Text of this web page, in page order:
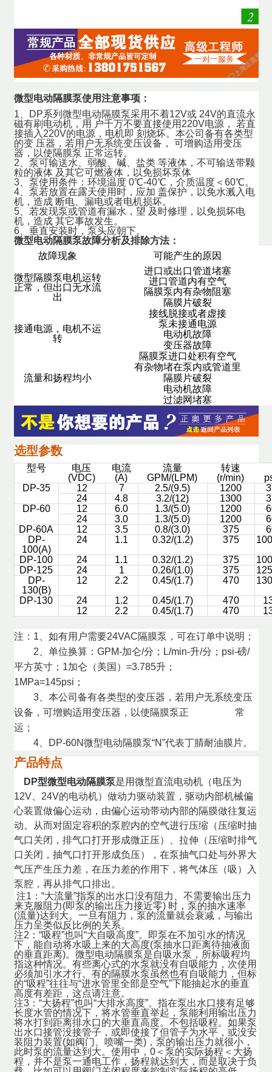
微型电动隔膜泵使用注意事项：
1、DP系列微型电动隔膜泵采用不着12V或 24V的直流永
磁有刷电动机，用 户千万不要直接使用220V电源， 若直
接插入220V的电源，电机即 刻烧坏。本公司备有各类型
的变 压器，若用户无系统变压设备， 可增购适用变压
器，以使隔膜泵 正常运转。
2、泵可输送水、弱酸、碱、盐类 等液体，不可输送带颗
粒的液体 及其它可燃液体，以免损坏泵体
3、泵使用条件：环境温度 0℃-40℃，介质温度＜60℃。
4、泵若放置在露天使用时，应加 盖保护，以免水溅入电
机，造成 断电、漏电或者电机损坏。
5、若发现泵或管道有漏水，望 及时修理，以免损坏电
机，造成 其它事故发生。
6、垂直安装时，泵头应朝下。
微型电动隔膜泵故障分析及排除方法：
故障现象
可能产生的原因
微型隔膜泵电机运转
正常，但出口无水流
出
进口或出口管道堵塞
进口管道内有空气
隔膜泵内有杂物阻塞
隔膜片破裂
接通电源，电机不运
转
接线脱接或者虚接
泵未接通电源
电动机故障
变压器故障
流量和扬程均小
隔膜泵进口处积有空气
有杂物堵在泵内或管道里
隔膜片破裂
电动机故障
过滤网堵塞
选型参数
型号
电压
(VDC)
电流
(A)
流量
GPM/(LPM)
转速
(r/min)
DP-35
12 7 2.5/(9.5) 1200
24
4.8 3.2/(12) 1300
DP-60
12 6.0 1.3/(5.0) 1200
24
3.0 1.3/(5.0) 1200
DP-60A
12 3.5 0.8/(3.0) 375
DP-
100(A)
24 1.1 0.32/(1.2) 375
DP-100
24 1.1 0.32/(1.2) 375
DP-125
24 1 0.26/(1.0) 375
DP-
130(B)
12 2.2 0.45/(1.7) 470
DP-130
24 1.2 0.45/(1.7) 470
12
2.2 0.45/(1.7) 470
注：1 、如有用户需要24VAC隔膜泵，可在订单中说明；
2、单位换算：GPM-加仑/分；L/min-升/分；psi-磅/
平方英寸；1加仑（美国）=3.785升；
1MPa=145psi；
3、本公司备有各类型的变压器，若用户无系统变压
设备，可增购适用变压器，以使隔膜泵正 常
运；
4、DP-60N微型电动隔膜泵“N”代表丁腈耐油膜片。
产品特点
DP型微型电动隔膜泵是用微型直流电动机（电压为
12V、24V的电动机）做动力驱动装置，驱动内部机械偏
心装置做偏心运动，由偏心运动带动内部的隔膜做往复运
动。从而对固定容积的泵腔内的空气进行压缩（压缩时抽
气口关闭，排气口打开形成微正压）、拉伸（压缩时排气
口关闭，抽气口打开形成负压），在泵抽气口处与外界大
气压产生压力差，在压力差的作用下，将气体压（吸）入
泵腔，再从排气口排出。
注1：“大流量”指泵的出水口没有阻力、不需要输出压力
来克服阻力(即泵的输出压力接近零) 时，泵的抽水速率
(流量)达到大。一旦有阻力，泵的流量就会衰减，与输出
压力呈类似反比例的关系。
注2：“吸程”也叫“大自吸高度”。即泵在不加引水的情况
下，能自动将水吸上来的大高度(泵抽水口距离待抽液面
的垂直距离)。微型电动隔膜泵是自吸水泵，所标吸程均
指这种情况。有些离心式的水泵就没有自吸能力，次使用
必须加引水才行。有的隔膜水泵虽然也有自吸能力，但标
的“吸程”往往与“进水管里全部是空气”下能抽起水的垂直
高度有差距，这点请注意。
注3：“大扬程”也叫“大排水高度”。指在泵出水口接有足够
长度水管的情况下，将水管垂直举起，泵能利用输出压力
将水打到距离排水口的大垂直高度。不包括吸程。如果泵
出水口接管没接管子，或即使接了但管子为水平，或没安
装阻力装置(如阀门、喷嘴一类)，泵的输出压力就很小，
此时泵的流量达到大。使用中，0＜泵的实际扬程＜大扬
程，并不是泵一通电工作，扬程就达到大，而是取决于负